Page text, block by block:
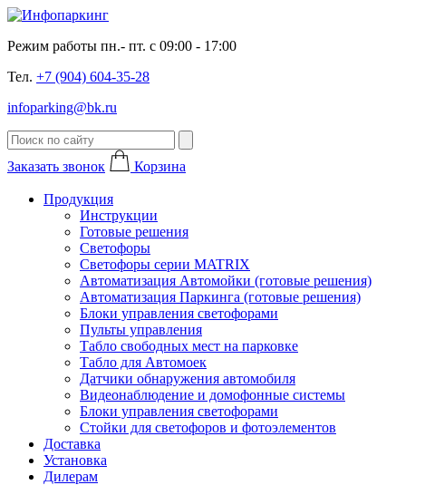
Режим работы пн.- пт. с 09:00 - 17:00
Тел. +7 (904) 604-35-28
infoparking@bk.ru
Заказать звонок Корзина
Продукция
Инструкции
Готовые решения
Светофоры
Светофоры серии MATRIX
Автоматизация Автомойки (готовые решения)
Автоматизация Паркинга (готовые решения)
Блоки управления светофорами
Пульты управления
Табло свободных мест на парковке
Табло для Автомоек
Датчики обнаружения автомобиля
Видеонаблюдение и домофонные системы
Блоки управления светофорами
Стойки для светофоров и фотоэлементов
Доставка
Установка
Дилерам